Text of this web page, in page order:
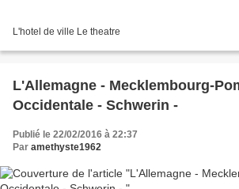
L'hotel de ville Le theatre
L'Allemagne - Mecklembourg-
Occidentale - Schwerin -
Publié le 22/02/2016 à 22:37
Par amethyste1962